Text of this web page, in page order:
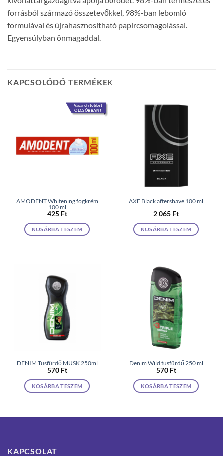
forrásból származó összetevőkkel, 98%-ban lebomló
formulával és újrahasznosítható papírcsomagolással.
Egyensúlyban önmagaddal.
KAPCSOLÓDÓ TERMÉKEK
Vásárolj többet
OLCSÓBBAN!
AMODENT Whitening fogkrém
100 ml
425 Ft
KOSÁRBA TESZEM
AXE Black aftershave 100 ml
2 065 Ft
KOSÁRBA TESZEM
DENIM Tusfürdő MUSK 250ml
570 Ft
KOSÁRBA TESZEM
Denim Wild tusfürdő 250 ml
570 Ft
KOSÁRBA TESZEM
KAPCSOLAT